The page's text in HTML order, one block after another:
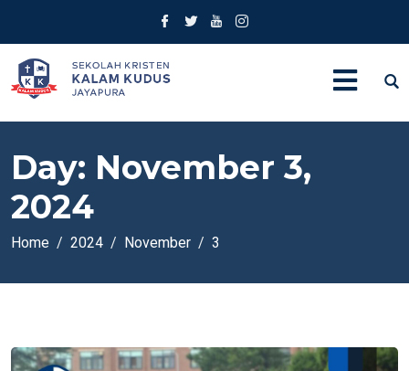
Day: November 3,
2024
Home 2024 November 3